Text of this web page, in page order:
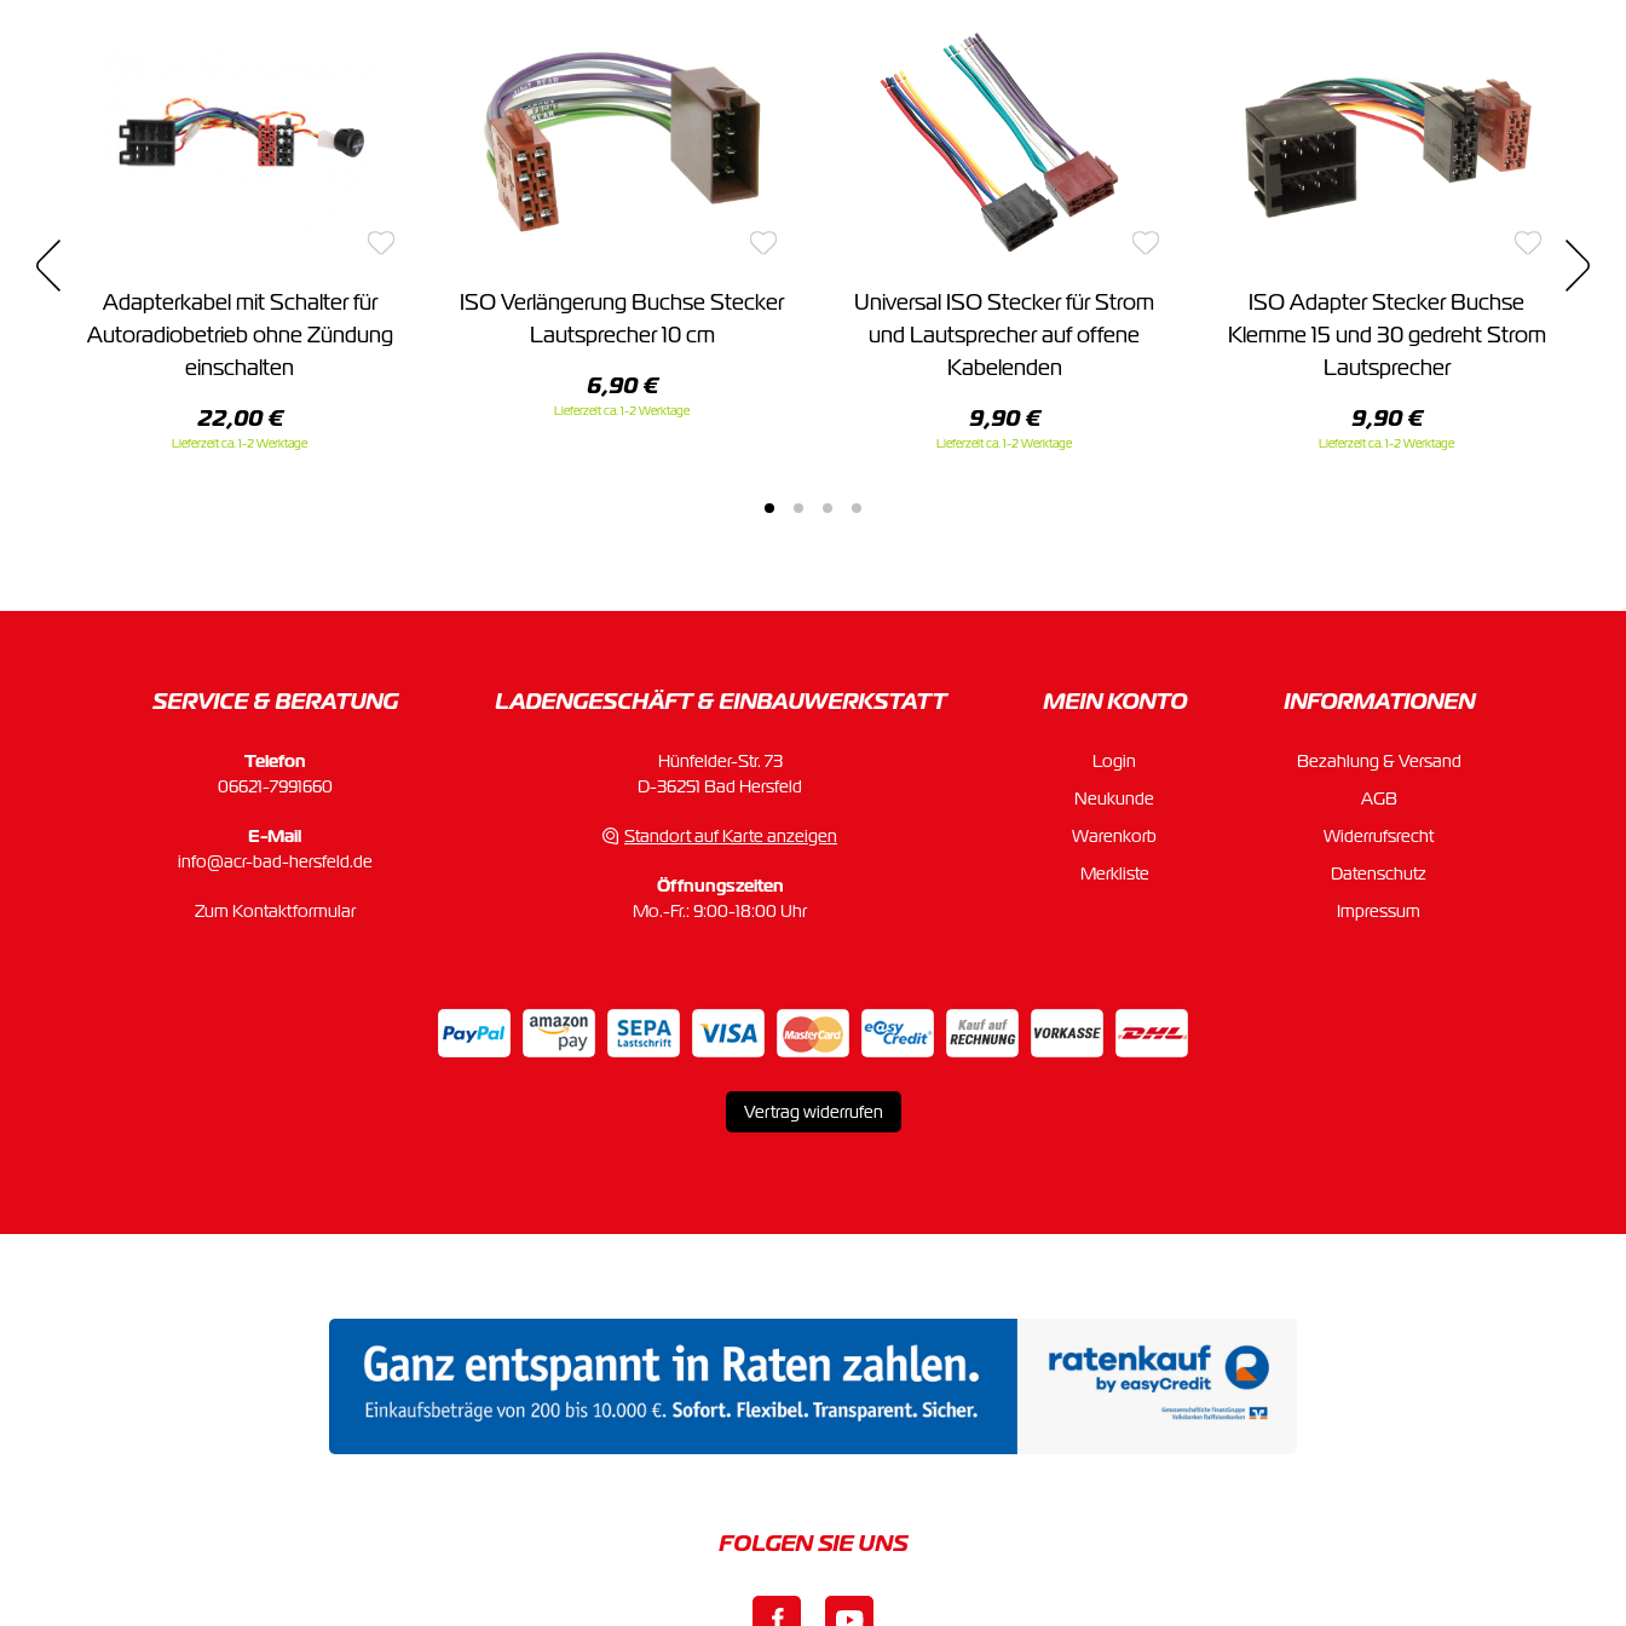
Adapterkabel mit Schalter für
Autoradiobetrieb ohne Zündung
einschalten
22,00 €
Lieferzeit ca. 1-2 Werktage
ISO Verlängerung Buchse Stecker
Lautsprecher 10 cm
6,90 €
Lieferzeit ca. 1-2 Werktage
Universal ISO Stecker für Strom
und Lautsprecher auf offene
Kabelenden
9,90 €
Lieferzeit ca. 1-2 Werktage
ISO Adapter Stecker Buchse
Klemme 15 und 30 gedreht Strom
Lautsprecher
9,90 €
Lieferzeit ca. 1-2 Werktage
SERVICE & BERATUNG
Telefon
06621-7991660
E-Mail
info@acr-bad-hersfeld.de
Zum Kontaktformular
LADENGESCHÄFT & EINBAU­WERKSTATT
Hünfelder-Str. 73
D-36251 Bad Hersfeld
Standort auf Karte anzeigen
Öffnungszeiten
Mo.-Fr.: 9:00-18:00 Uhr
MEIN KONTO
Login
Neukunde
Warenkorb
Merkliste
INFORMATIONEN
Bezahlung & Versand
AGB
Widerrufsrecht
Datenschutz
Impressum
Vertrag widerrufen